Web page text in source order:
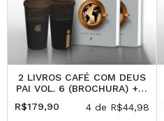
2 LIVROS CAFÉ COM DEUS
PAI VOL. 6 (BROCHURA) + 2
R$179,90 4 de R$44,98